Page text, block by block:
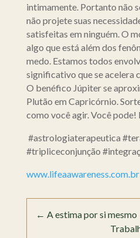
intimamente. Portanto não
não projete suas
satisfeitas em ninguém. O
algo que está além dos
medo. Estamos todos
significativo que se acelera
O benéfico Júpiter se
Plutão em Capricórnio.
como você agir. Você pode!
#astrologiaterapeutica
#tripliceconjunção
www.lifeaawareness.com.br
← A estima por si mesmo